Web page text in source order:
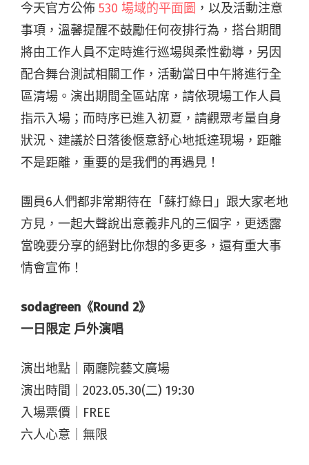
今天官方公佈 530 場域的平面圖 ，以及活動注意
事項，溫馨提醒不鼓勵任何夜排行為，搭台期間
將由工作人員不定時進行巡場與柔性勸導，另因
配合舞台測試相關工作，活動當日中午將進行全
區清場。演出期間全區站席，請依現場工作人員
指示入場；而時序已進入初夏，請觀眾考量自身
狀況、建議於日落後愜意舒心地抵達現場，距離
不是距離，重要的是我們的再遇見！
團員6人們都非常期待在「蘇打綠日」跟大家老地
方見，一起大聲說出意義非凡的三個字，更透露
當晚要分享的絕對比你想的多更多，還有重大事
情會宣佈！
sodagreen《Round 2》
一日限定 戶外演唱
演出地點｜兩廳院藝文廣場
演出時間｜2023.05.30(二) 19:30
入場票價｜FREE
六人心意｜無限